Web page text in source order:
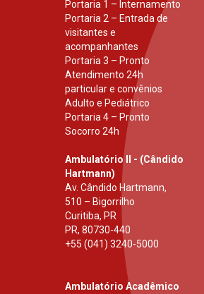
Portaria 1 – Internamento
Portaria 2 – Entrada de
visitantes e
acompanhantes
Portaria 3 – Pronto
Atendimento 24h
particular e convênios
Adulto e Pediátrico
Portaria 4 – Pronto
Socorro 24h
Ambulatório II - (Cândido
Hartmann)
Av. Cândido Hartmann,
510 – Bigorrilho
Curitiba, PR
PR, 80730-440
+55 (041) 3240-5000
Ambulatório Acadêmico